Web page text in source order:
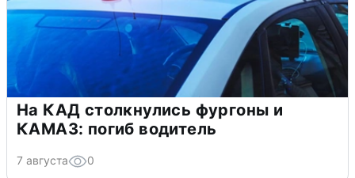
На КАД столкнулись фургоны и
КАМАЗ: погиб водитель
7 августа 0